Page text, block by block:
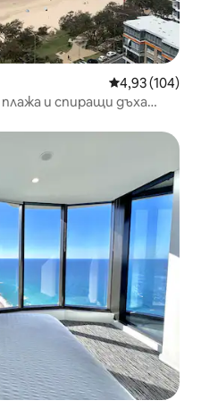
Средна
4,93 (104)
и спиращи дъха